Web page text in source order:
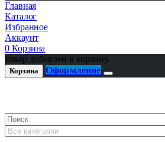
Главная
Каталог
Избранное
Аккаунт
0 Корзина
товар добавлен в корзину.
Корзина Оформление